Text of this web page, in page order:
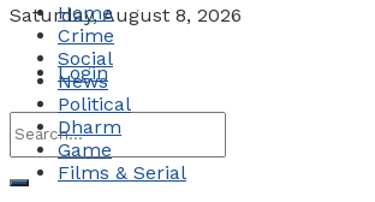
Saturday, August 8, 2026
Login
Home
Crime
Social
News
Political
Dharm
Game
Films & Serial